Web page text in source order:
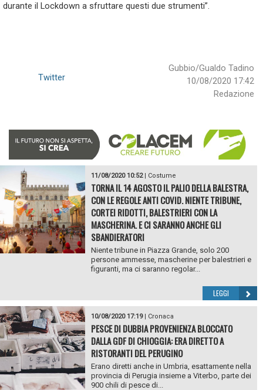
durante il Lockdown a sfruttare questi due strumenti”.
Gubbio/Gualdo Tadino
10/08/2020 17:42
Redazione
Twitter
11/08/2020 10:52| Costume
TORNA IL 14 AGOSTO IL PALIO DELLA BALESTRA,
CON LE REGOLE ANTI COVID. NIENTE TRIBUNE,
CORTEI RIDOTTI, BALESTRIERI CON LA
MASCHERINA. E CI SARANNO ANCHE GLI
SBANDIERATORI
Niente tribune in Piazza Grande, solo 200
persone ammesse, mascherine per balestrieri e
figuranti, ma ci saranno regolar...
LEGGI
10/08/2020 17:19| Cronaca
PESCE DI DUBBIA PROVENIENZA BLOCCATO
DALLA GDF DI CHIOGGIA: ERA DIRETTO A
RISTORANTI DEL PERUGINO
Erano diretti anche in Umbria, esattamente nella
provincia di Perugia insieme a Viterbo, parte dei
900 chili di pesce di...